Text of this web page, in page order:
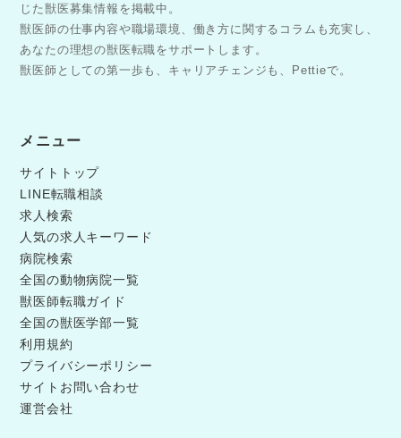
じた獣医募集情報を掲載中。
獣医師の仕事内容や職場環境、働き方に関するコラムも充実し、
あなたの理想の獣医転職をサポートします。
獣医師としての第一歩も、キャリアチェンジも、Pettieで。
メニュー
サイトトップ
LINE転職相談
求人検索
人気の求人キーワード
病院検索
全国の動物病院一覧
獣医師転職ガイド
全国の獣医学部一覧
利用規約
プライバシーポリシー
サイトお問い合わせ
運営会社